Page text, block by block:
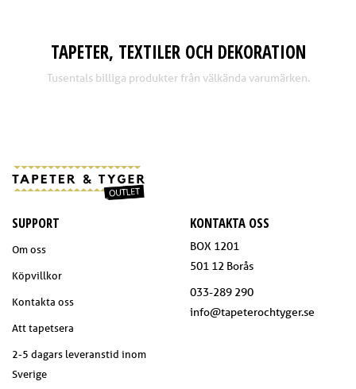
TAPETER, TEXTILER OCH DEKORATION
Tusentals billiga produkter från välkända varumärken.
SUPPORT
Om oss
Köpvillkor
Kontakta oss
Att tapetsera
2-5 dagars leveranstid inom
Sverige
KONTAKTA OSS
BOX 1201
501 12 Borås
033-289 290
info@tapeterochtyger.se